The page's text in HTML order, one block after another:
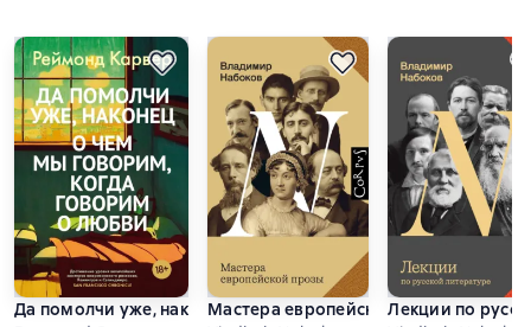
Да помолчи уже, наконец. О чем мы говорим, когда
Мастера европейской прозы
Лекции по